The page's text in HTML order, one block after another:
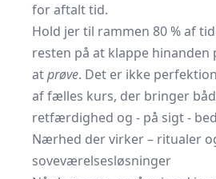
for aftalt tid.
Hold jer til rammen 80 % af
resten på at klappe
atprøve. Det er ikke
af fælles kurs, der bringer
retfærdighed og - på sigt -
Nærhed der virker – ritualer
soveværelsesløsninger